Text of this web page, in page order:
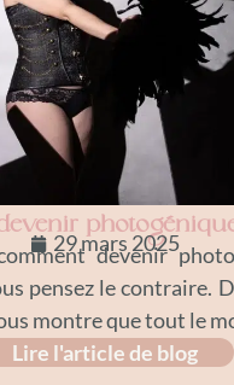
29 mars 2025
devenir
pensez le contraire.
montre que tout le
Lire l'article de blog